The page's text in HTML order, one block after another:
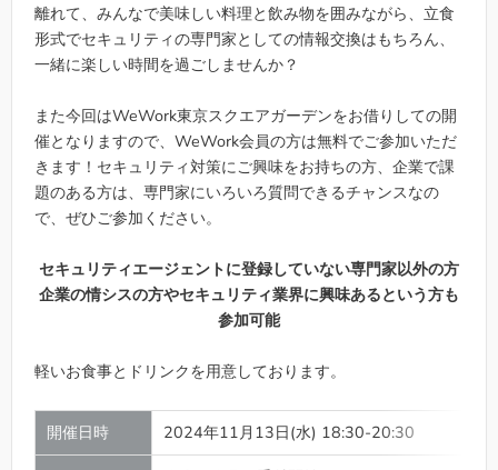
離れて、みんなで美味しい料理と飲み物を囲みながら、立食
形式でセキュリティの専門家としての情報交換はもちろん、
一緒に楽しい時間を過ごしませんか？
また今回はWeWork東京スクエアガーデンをお借りしての開
催となりますので、WeWork会員の方は無料でご参加いただ
きます！セキュリティ対策にご興味をお持ちの方、企業で課
題のある方は、専門家にいろいろ質問できるチャンスなの
で、ぜひご参加ください。
セキュリティエージェントに登録していない専門家以外の方
企業の情シスの方やセキュリティ業界に興味あるという方も
参加可能
軽いお食事とドリンクを用意しております。
開催日時 2024年11月13日(水) 18:30-20:30